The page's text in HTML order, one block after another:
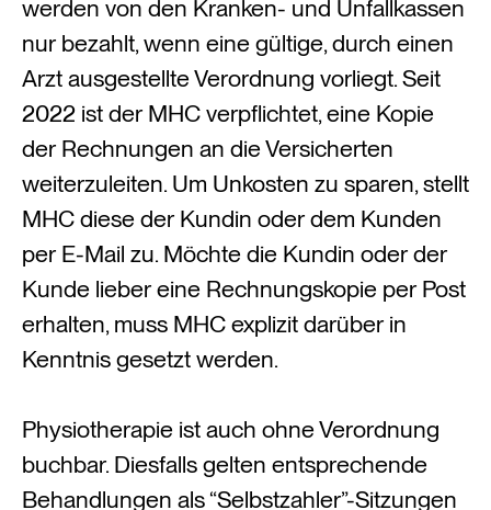
werden von den Kranken- und Unfallkassen
nur bezahlt, wenn eine gültige, durch einen
Arzt ausgestellte Verordnung vorliegt. Seit
2022 ist der MHC verpflichtet, eine Kopie
der Rechnungen an die Versicherten
weiterzuleiten. Um Unkosten zu sparen, stellt
MHC diese der Kundin oder dem Kunden
per E-Mail zu. Möchte die Kundin oder der
Kunde lieber eine Rechnungskopie per Post
erhalten, muss MHC explizit darüber in
Kenntnis gesetzt werden.
Physiotherapie ist auch ohne Verordnung
buchbar. Diesfalls gelten entsprechende
Behandlungen als “Selbstzahler”-Sitzungen